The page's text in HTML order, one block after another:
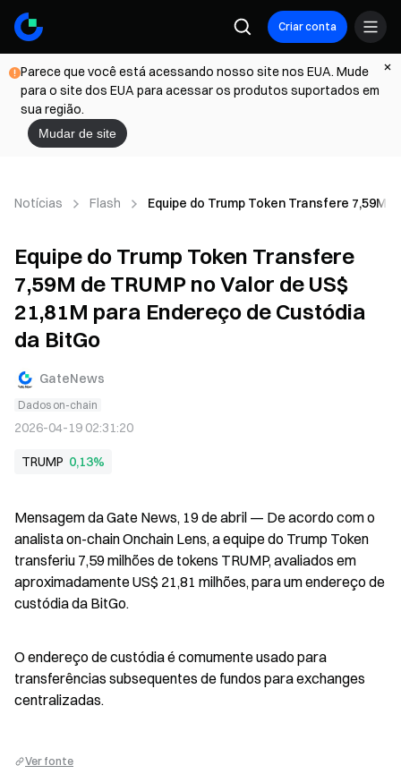
Criar conta
Parece que você está acessando nosso site nos EUA. Mude
para o site dos EUA para acessar os produtos suportados em
sua região.
Mudar de site
Notícias Flash Equipe do Trump Token Transfere 7,59M
Equipe do Trump Token Transfere
7,59M de TRUMP no Valor de US$
21,81M para Endereço de Custódia
da BitGo
GateNews
Dados on-chain
2026-04-19 02:31:20
TRUMP 0,13%
Mensagem da Gate News, 19 de abril — De acordo com o
analista on-chain Onchain Lens, a equipe do Trump Token
transferiu 7,59 milhões de tokens TRUMP, avaliados em
aproximadamente US$ 21,81 milhões, para um endereço de
custódia da BitGo.
O endereço de custódia é comumente usado para
transferências subsequentes de fundos para exchanges
centralizadas.
Ver fonte